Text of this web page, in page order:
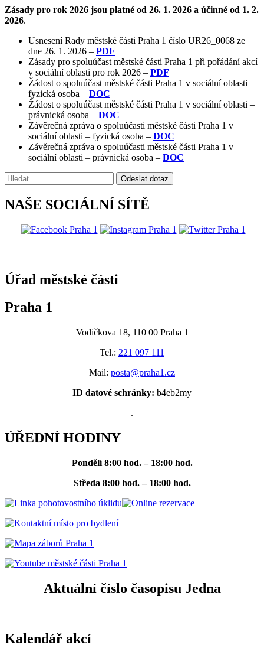
Zásady pro rok 2026 jsou platné od 26. 1. 2026 a účinné od 1. 2.
2026.
Usnesení Rady městské části Praha 1 číslo UR26_0068 ze
dne 26. 1. 2026 – PDF
Zásady pro spoluúčast městské části Praha 1 při pořádání akcí
v sociální oblasti pro rok 2026 – PDF
Žádost o spoluúčast městské části Praha 1 v sociální oblasti –
fyzická osoba – DOC
Žádost o spoluúčast městské části Praha 1 v sociální oblasti –
právnická osoba – DOC
Závěrečná zpráva o spoluúčasti městské části Praha 1 v
sociální oblasti – fyzická osoba – DOC
Závěrečná zpráva o spoluúčasti městské části Praha 1 v
sociální oblasti – právnická osoba – DOC
Vyhledávání:
Odeslat dotaz
NAŠE SOCIÁLNÍ SÍTĚ
Úřad městské části
Praha 1
Vodičkova 18, 110 00 Praha 1
Tel.: 221 097 111
Mail: posta@praha1.cz
ID datové schránky: b4eb2my
.
ÚŘEDNÍ HODINY
Pondělí 8:00 hod. – 18:00 hod.
Středa 8:00 hod. – 18:00 hod.
Aktuální číslo časopisu Jedna
Kalendář akcí